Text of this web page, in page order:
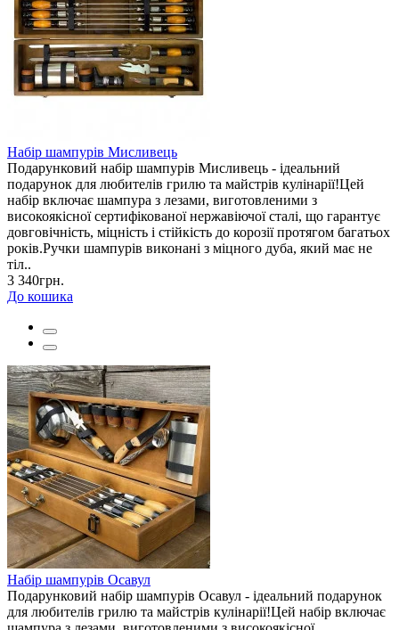
Набір шампурів Мисливець
Подарунковий набір шампурів Мисливець - ідеальний
подарунок для любителів грилю та майстрів кулінарії!Цей
набір включає шампура з лезами, виготовленими з
високоякісної сертифікованої нержавіючої сталі, що гарантує
довговічність, міцність і стійкість до корозії протягом багатьох
років.Ручки шампурів виконані з міцного дуба, який має не
тіл..
3 340грн.
До кошика
Набір шампурів Осавул
Подарунковий набір шампурів Осавул - ідеальний подарунок
для любителів грилю та майстрів кулінарії!Цей набір включає